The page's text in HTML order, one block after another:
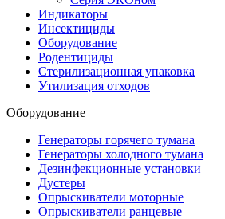
Индикаторы
Инсектициды
Оборудование
Родентициды
Стерилизационная упаковка
Утилизация отходов
Оборудование
Генераторы горячего тумана
Генераторы холодного тумана
Дезинфекционные установки
Дустеры
Опрыскиватели моторные
Опрыскиватели ранцевые